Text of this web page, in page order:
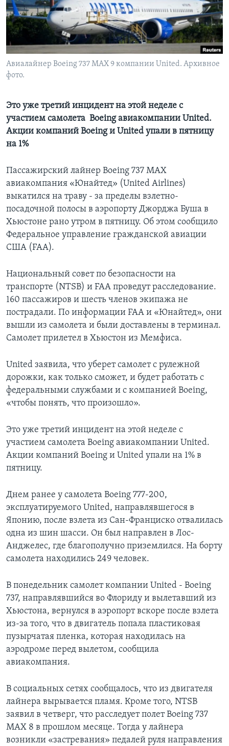
Learning English
СОЦИАЛЬНЫЕ СЕТИ
Авиалайнер Boeing 737 MAX 9 компании United. Архивное
фото.
Это уже третий инцидент на этой неделе с
участием самолета Boeing авиакомпании United.
Акции компаний Boeing и United упали в пятницу
на 1%
Пассажирский лайнер Boeing 737 MAX
авиакомпания «Юнайтед» (United Airlines)
выкатился на траву - за пределы взлетно-
посадочной полосы в аэропорту Джорджа Буша в
Хьюстоне рано утром в пятницу. Об этом сообщило
Федеральное управление гражданской авиации
США (FAA).
Национальный совет по безопасности на
транспорте (NTSB) и FAA проведут расследование.
160 пассажиров и шесть членов экипажа не
пострадали. По информации FAA и «Юнайтед», они
вышли из самолета и были доставлены в терминал.
Самолет прилетел в Хьюстон из Мемфиса.
United заявила, что уберет самолет с рулежной
дорожки, как только сможет, и будет работать с
федеральными службами и с компанией Boeing,
«чтобы понять, что произошло».
Это уже третий инцидент на этой неделе с
участием самолета Boeing авиакомпании United.
Акции компаний Boeing и United упали на 1% в
пятницу.
Днем ранее у самолета Boeing 777-200,
эксплуатируемого United, направлявшегося в
Японию, после взлета из Сан-Франциско отвалилась
одна из шин шасси. Он был направлен в Лос-
Анджелес, где благополучно приземлился. На борту
самолета находились 249 человек.
В понедельник самолет компании United - Boeing
737, направлявшийся во Флориду и вылетавший из
Хьюстона, вернулся в аэропорт вскоре после взлета
из-за того, что в двигатель попала пластиковая
пузырчатая пленка, которая находилась на
аэродроме перед вылетом, сообщила
авиакомпания.
В социальных сетях сообщалось, что из двигателя
лайнера вырывается пламя. Кроме того, NTSB
заявил в четверг, что расследует полет Boeing 737
MAX 8 в прошлом месяце. Тогда у лайнера
возникли «застревания» педалей руля направления